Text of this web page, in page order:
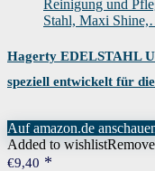
Hagerty EDELSTAHL
speziell entwickelt für
Auf amazon.de
Added to wishlist
€9,40